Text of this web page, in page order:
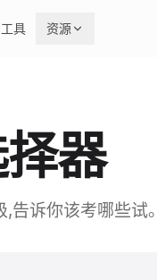
工具 资源
器
告诉你该考哪些试。